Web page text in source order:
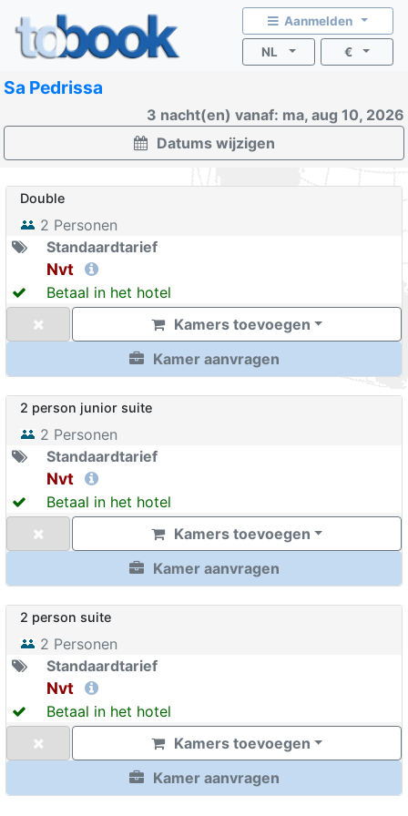
Aanmelden
NL €
Sa Pedrissa
3 nacht(en) vanaf: ma, aug 10, 2026
Datums wijzigen
Double
2 Personen
Standaardtarief
Nvt
Betaal in het hotel
Kamers toevoegen
Kamer aanvragen
2 person junior suite
2 Personen
Standaardtarief
Nvt
Betaal in het hotel
Kamers toevoegen
Kamer aanvragen
2 person suite
2 Personen
Standaardtarief
Nvt
Betaal in het hotel
Kamers toevoegen
Kamer aanvragen